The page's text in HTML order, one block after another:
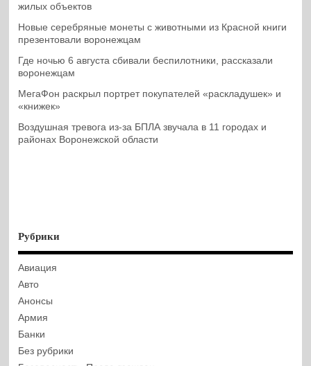
жилых объектов
Новые серебряные монеты с животными из Красной книги
презентовали воронежцам
Где ночью 6 августа сбивали беспилотники, рассказали
воронежцам
МегаФон раскрыл портрет покупателей «раскладушек» и
«книжек»
Воздушная тревога из-за БПЛА звучала в 11 городах и
районах Воронежской области
Рубрики
Авиация
Авто
Анонсы
Армия
Банки
Без рубрики